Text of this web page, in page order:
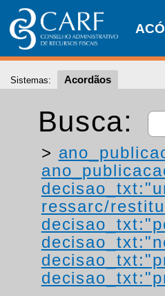
Sistemas: Acordãos
Busca:
>
ressarc/